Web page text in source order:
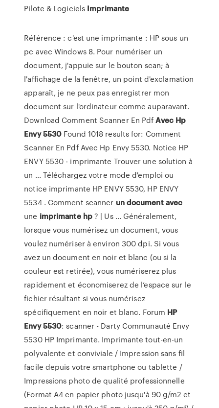
Pilote & Logiciels Imprimante
Référence : c'est une imprimante : HP sous un
pc avec Windows 8. Pour numériser un
document, j'appuie sur le bouton scan; à
l'affichage de la fenêtre, un point d'exclamation
apparaît, je ne peux pas enregistrer mon
document sur l'ordinateur comme auparavant.
Download Comment Scanner En PdfAvec Hp
Envy 5530 Found 1018 results for: Comment
Scanner En Pdf Avec Hp Envy 5530. Notice HP
ENVY 5530 - imprimante Trouver une solution à
un ... Téléchargez votre mode d'emploi ou
notice imprimante HP ENVY 5530, HP ENVY
5534 . Comment scanner un document avec
une imprimante hp? | Us ... Généralement,
lorsque vous numérisez un document, vous
voulez numériser à environ 300 dpi. Si vous
avez un document en noir et blanc (ou si la
couleur est retirée), vous numériserez plus
rapidement et économiserez de l’espace sur le
fichier résultant si vous numérisez
spécifiquement en noir et blanc. Forum HP
Envy 5530: scanner - Darty Communauté Envy
5530 HP Imprimante. Imprimante tout-en-un
polyvalente et conviviale / Impression sans fil
facile depuis votre smartphone ou tablette /
Impressions photo de qualité professionnelle
(Format A4 en papier photo jusqu'à 90 g/m2 et